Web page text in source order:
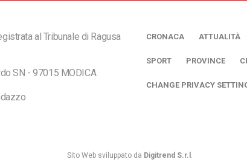
al Tribunale di Ragusa
SN - 97015 MODICA
CRONACA ATTUALITÀ
SPORT PROVINCE
CHANGE PRIVACY
Sito Web sviluppato da Digitrend S.r.l .